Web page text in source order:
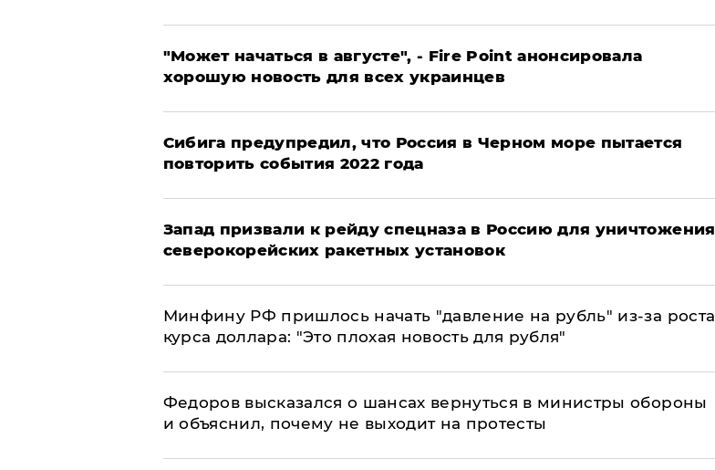
"Может начаться в августе", - Fire Point анонсировала
хорошую новость для всех украинцев
Сибига предупредил, что Россия в Черном море пытается
повторить события 2022 года
Запад призвали к рейду спецназа в Россию для уничтожения
северокорейских ракетных установок
Минфину РФ пришлось начать "давление на рубль" из-за роста
курса доллара: "Это плохая новость для рубля"
Федоров высказался о шансах вернуться в министры обороны
и объяснил, почему не выходит на протесты